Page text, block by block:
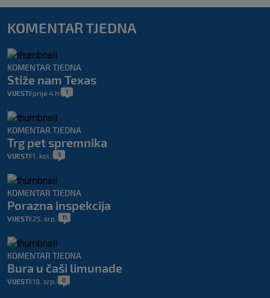
KOMENTAR TJEDNA
KOMENTAR TJEDNA
Stiže nam Texas
VIJESTI prije 4 h 1
KOMENTAR TJEDNA
Trg pet spremnika
VIJESTI 1. kol. 5
KOMENTAR TJEDNA
Porazna inspekcija
VIJESTI 25. srp. 11
KOMENTAR TJEDNA
Bura u čaši limunade
VIJESTI 18. srp. 0